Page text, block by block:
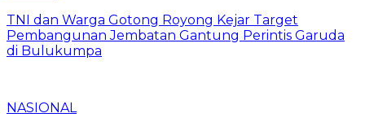
TNI dan Warga Gotong Royong Kejar Target
Pembangunan Jembatan Gantung Perintis Garuda
di Bulukumpa
NASIONAL